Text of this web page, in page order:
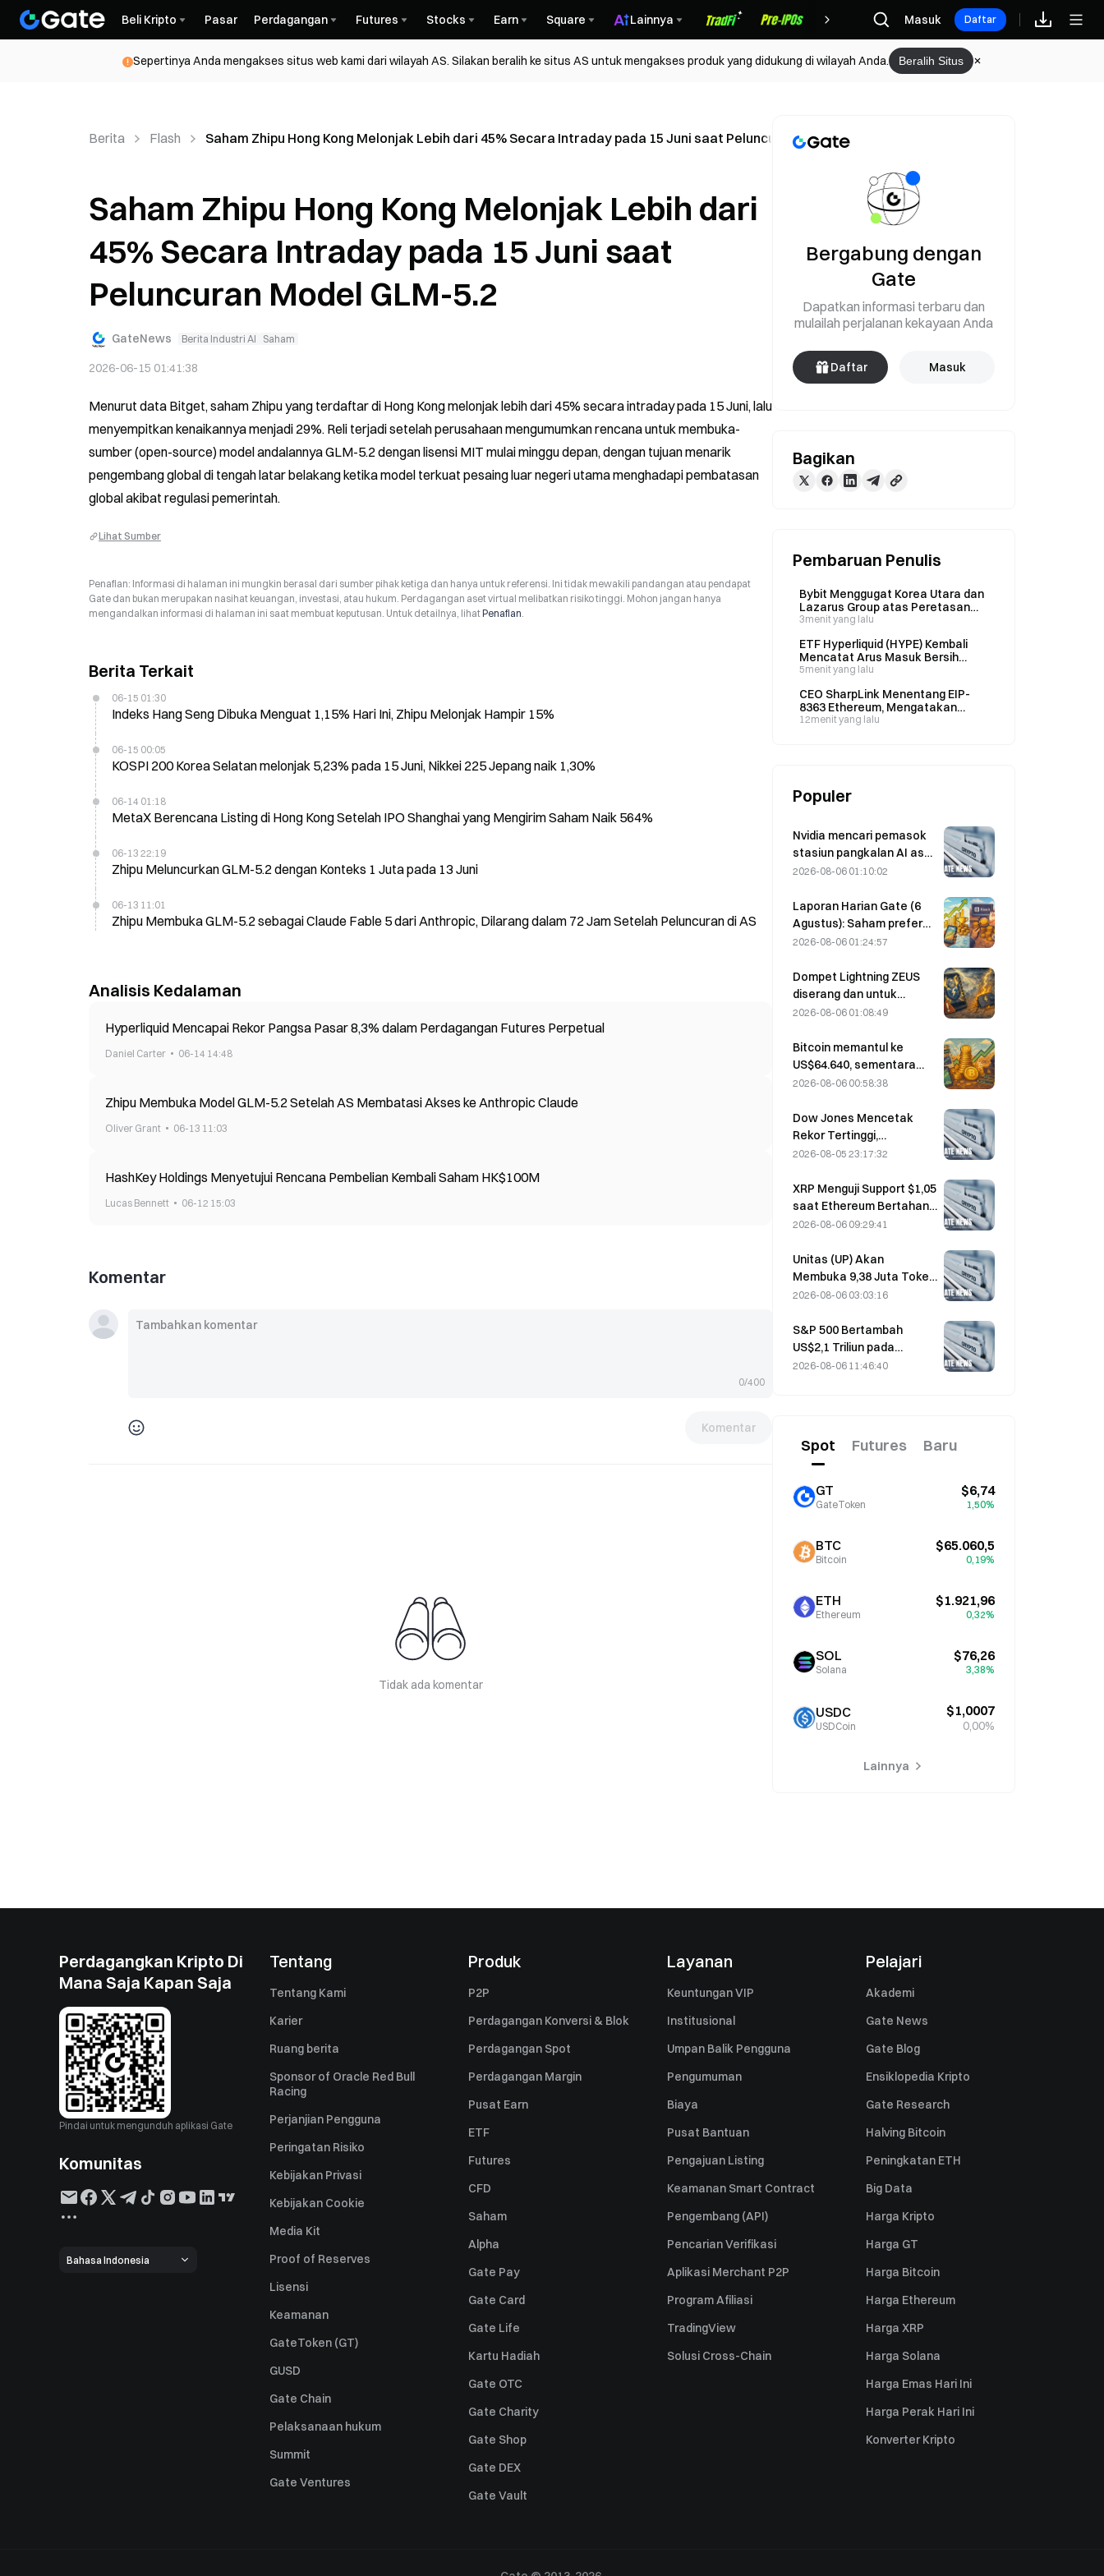
Beli Kripto Pasar Perdagangan Futures Stocks Earn Square Lainnya HadiahMasuk Daftar
Sepertinya Anda mengakses situs web kami dari wilayah AS. Silakan beralih ke situs AS untuk mengakses produk yang didukung di wilayah Anda. Beralih Situs
Berita Flash Saham Zhipu Hong Kong Melonjak Lebih dari 45% Secara Intraday pada 15 Juni saat Peluncuran Model GLM-5.2
Saham Zhipu Hong Kong Melonjak Lebih dari
45% Secara Intraday pada 15 Juni saat
Peluncuran Model GLM-5.2
GateNews Berita Industri AI Saham
2026-06-15 01:41:38
Menurut data Bitget, saham Zhipu yang terdaftar di Hong Kong melonjak lebih dari 45% secara intraday pada 15 Juni, lalu
menyempitkan kenaikannya menjadi 29%. Reli terjadi setelah perusahaan mengumumkan rencana untuk membuka-
sumber (open-source) model andalannya GLM-5.2 dengan lisensi MIT mulai minggu depan, dengan tujuan menarik
pengembang global di tengah latar belakang ketika model terkuat pesaing luar negeri utama menghadapi pembatasan
global akibat regulasi pemerintah.
Lihat Sumber
Penafian: Informasi di halaman ini mungkin berasal dari sumber pihak ketiga dan hanya untuk referensi. Ini tidak mewakili pandangan atau pendapat
Gate dan bukan merupakan nasihat keuangan, investasi, atau hukum. Perdagangan aset virtual melibatkan risiko tinggi. Mohon jangan hanya
mengandalkan informasi di halaman ini saat membuat keputusan. Untuk detailnya, lihatPenafian.
Berita Terkait
06-15 01:30
Indeks Hang Seng Dibuka Menguat 1,15% Hari Ini, Zhipu Melonjak Hampir 15%
06-15 00:05
KOSPI 200 Korea Selatan melonjak 5,23% pada 15 Juni, Nikkei 225 Jepang naik 1,30%
06-14 01:18
MetaX Berencana Listing di Hong Kong Setelah IPO Shanghai yang Mengirim Saham Naik 564%
06-13 22:19
Zhipu Meluncurkan GLM-5.2 dengan Konteks 1 Juta pada 13 Juni
06-13 11:01
Zhipu Membuka GLM-5.2 sebagai Claude Fable 5 dari Anthropic, Dilarang dalam 72 Jam Setelah Peluncuran di AS
Analisis Kedalaman
Hyperliquid Mencapai Rekor Pangsa Pasar 8,3% dalam Perdagangan Futures Perpetual
Daniel Carter 06-14 14:48
Zhipu Membuka Model GLM-5.2 Setelah AS Membatasi Akses ke Anthropic Claude
Oliver Grant 06-13 11:03
HashKey Holdings Menyetujui Rencana Pembelian Kembali Saham HK$100M
Lucas Bennett 06-12 15:03
Komentar
0/400
Komentar
Tidak ada komentar
Bergabung dengan
Gate
Dapatkan informasi terbaru dan
mulailah perjalanan kekayaan Anda
Daftar Masuk
Bagikan
Pembaruan Penulis
Bybit Menggugat Korea Utara dan
Lazarus Group atas Peretasan
Senilai US$1,5 Miliar, Memperoleh
3menit yang lalu
ETF Hyperliquid (HYPE) Kembali
Mencatat Arus Masuk Bersih
Sebesar US$2,84 Juta setelah
Juta Selama Tiga Pekan
5menit yang lalu
CEO SharpLink Menentang EIP-
8363 Ethereum, Mengatakan
Imbal Hasil Staking Nol Akan
12menit yang lalu
Populer
Nvidia mencari pemasok
stasiun pangkalan AI asal
Tiongkok untuk
2026-08-06 01:10:02
Laporan Harian Gate (6
Agustus): Saham preferen
STRC milik Strategy
Block menaikkan
ekspektasi kinerjanya
untuk tahun penuh 2026
2026-08-06 01:24:57
Dompet Lightning ZEUS
diserang dan untuk
sementara offline; pihak
dana pengguna tidak
hilang.
2026-08-06 01:08:49
Bitcoin memantul ke
US$64.640, sementara
kerentanan Coldcard
dompet aktif ke level
tertinggi dalam tiga bulan
2026-08-06 00:58:38
Dow Jones Mencetak
Rekor Tertinggi,
Memperpanjang Reli
Perdagangan Semalam;
Investasi AI Mendorong
Kenaikan
2026-08-05 23:17:32
XRP Menguji Support $1,05
saat Ethereum Bertahan
di $1.908 di Tengah
2026-08-06 09:29:41
Unitas (UP) Akan
Membuka 9,38 Juta Token
Senilai 3,18 Juta Dolar AS
2026-08-06 03:03:16
S&P 500 Bertambah
US$2,1 Triliun pada
Agustus, Naik 3,12%,
2026-08-06 11:46:40
Spot Futures Baru
GT
GateToken
$6,74
1,50%
BTC
Bitcoin
$65.060,5
0,19%
ETH
Ethereum
$1.921,96
0,32%
SOL
Solana
$76,26
3,38%
USDC
USDCoin
$1,0007
0,00%
Lainnya
Perdagangkan Kripto Di
Mana Saja Kapan Saja
Pindai untuk mengunduh aplikasi Gate
Komunitas
Bahasa Indonesia
Tentang
Tentang Kami
Karier
Ruang berita
Sponsor of Oracle Red Bull
Racing
Perjanjian Pengguna
Peringatan Risiko
Kebijakan Privasi
Kebijakan Cookie
Media Kit
Proof of Reserves
Lisensi
Keamanan
GateToken (GT)
GUSD
Gate Chain
Pelaksanaan hukum
Summit
Gate Ventures
Produk
P2P
Perdagangan Konversi & Blok
Perdagangan Spot
Perdagangan Margin
Pusat Earn
ETF
Futures
CFD
Saham
Alpha
Gate Pay
Gate Card
Gate Life
Kartu Hadiah
Gate OTC
Gate Charity
Gate Shop
Gate DEX
Gate Vault
Layanan
Keuntungan VIP
Institusional
Umpan Balik Pengguna
Pengumuman
Biaya
Pusat Bantuan
Pengajuan Listing
Keamanan Smart Contract
Pengembang (API)
Pencarian Verifikasi
Aplikasi Merchant P2P
Program Afiliasi
TradingView
Solusi Cross-Chain
Pelajari
Akademi
Gate News
Gate Blog
Ensiklopedia Kripto
Gate Research
Halving Bitcoin
Peningkatan ETH
Big Data
Harga Kripto
Harga GT
Harga Bitcoin
Harga Ethereum
Harga XRP
Harga Solana
Harga Emas Hari Ini
Harga Perak Hari Ini
Konverter Kripto